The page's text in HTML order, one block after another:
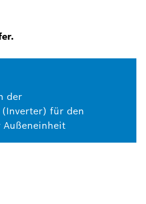
der
(Inverter) für den